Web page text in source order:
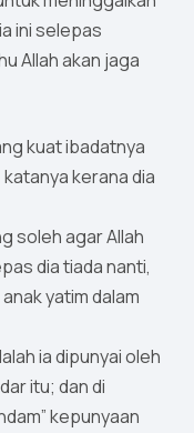
ini selepas
Allah akan jaga
kuat ibadatnya
kerana dia
soleh agar Allah
dia tiada nanti,
yatim dalam
ia dipunyai oleh
itu; dan di
kepunyaan